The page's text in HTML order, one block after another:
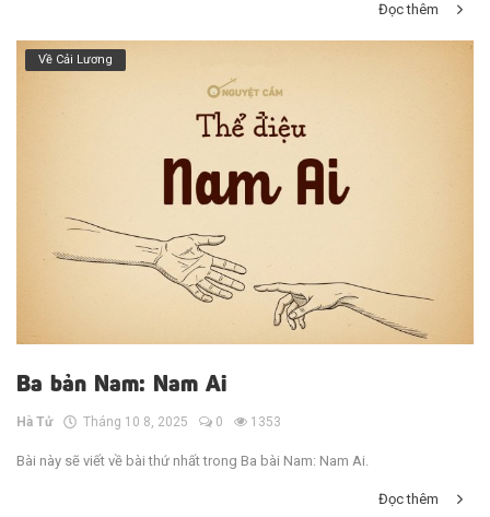
Đọc thêm
Về Cải Lương
Ba bản Nam: Nam Ai
Hà Tử Tháng 10 8, 2025 0 1353
Bài này sẽ viết về bài thứ nhất trong Ba bài Nam: Nam Ai.
Đọc thêm